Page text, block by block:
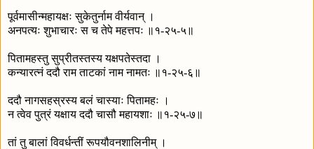
पूर्वमासीन्महायक्षः सुकेतुर्नाम वीर्यवान् ।
अनपत्यः शुभाचारः स च तेपे महत्तपः ॥१-२५-५॥
पितामहस्तु सुप्रीतस्तस्य यक्षपतेस्तदा ।
कन्यारत्नं ददौ राम ताटकां नाम नामतः ॥१-२५-६॥
ददौ नागसहस्रस्य बलं चास्याः पितामहः ।
न त्वेव पुत्रं यक्षाय ददौ चासौ महायशाः ॥१-२५-७॥
तां तु बालां विवर्धन्तीं रूपयौवनशालिनीम् ।